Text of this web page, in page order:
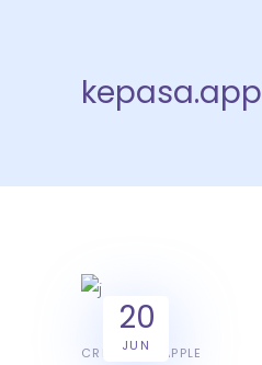
kepasa.app
20
JUN
CREATIVE APPLE